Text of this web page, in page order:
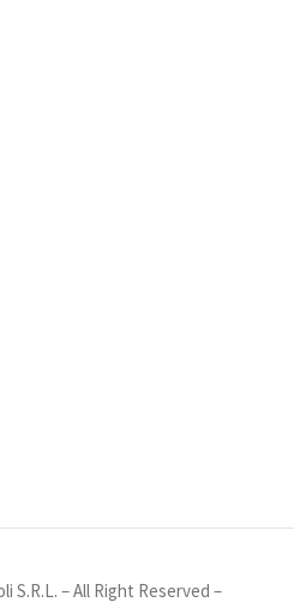
S.R.L. – All Right Reserved –